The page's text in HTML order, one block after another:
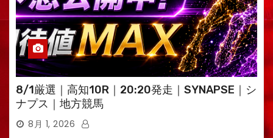
8/1厳選｜高知10R｜20:20発走｜SYNAPSE｜シ
ナプス｜地方競馬
8月 1, 2026